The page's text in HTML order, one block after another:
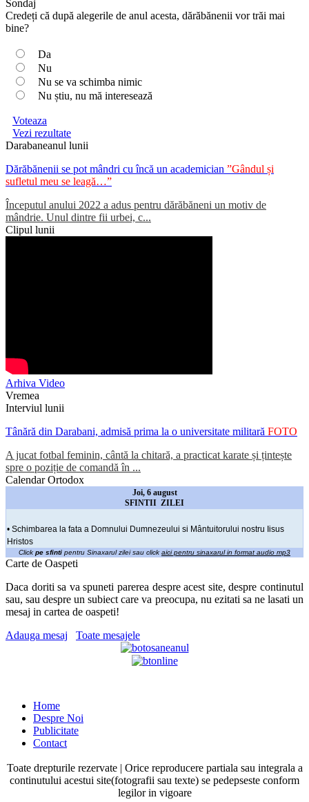
Sondaj
Credeți că după alegerile de anul acesta, dărăbănenii vor trăi mai
bine?
Da
Nu
Nu se va schimba nimic
Nu știu, nu mă interesează
Voteaza
Vezi rezultate
Darabaneanul lunii
Dărăbănenii se pot mândri cu încă un academician ”Gândul și
sufletul meu se leagă…”
Începutul anului 2022 a adus pentru dărăbăneni un motiv de
mândrie. Unul dintre fii urbei, c...
Clipul lunii
Arhiva Video
Vremea
Interviul lunii
Tânără din Darabani, admisă prima la o universitate militară FOTO
A jucat fotbal feminin, cântă la chitară, a practicat karate și țintește
spre o poziție de comandă în ...
Calendar Ortodox
Joi, 6 august
SFINTII ZILEI
• Schimbarea la fata a Domnului Dumnezeului si Mântuitorului nostru Iisus
Hristos
Click pe sfinti pentru Sinaxarul zilei sau click aici pentru sinaxarul in format audio mp3
Carte de Oaspeti
Daca doriti sa va spuneti parerea despre acest site, despre continutul
sau, sau despre un subiect care va preocupa, nu ezitati sa ne lasati un
mesaj in cartea de oaspeti!
Adauga mesaj
Toate mesajele
Home
Despre Noi
Publicitate
Contact
Toate drepturile rezervate | Orice reproducere partiala sau integrala a
continutului acestui site(fotografii sau texte) se pedepseste conform
legilor in vigoare